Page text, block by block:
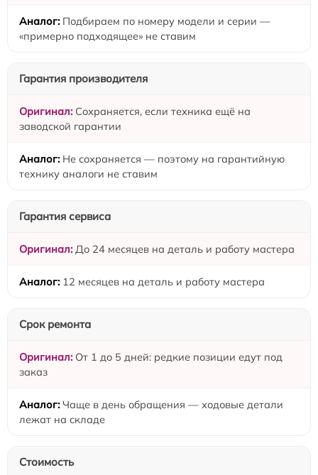
Подбираем по номеру модели и серии —
«примерно подходящее» не ставим
Гарантия производителя
Сохраняется, если техника ещё на
заводской гарантии
Не сохраняется — поэтому на гарантийную
технику аналоги не ставим
Гарантия сервиса
До 24 месяцев на деталь и работу мастера
12 месяцев на деталь и работу мастера
Срок ремонта
От 1 до 5 дней: редкие позиции едут под
заказ
Чаще в день обращения — ходовые детали
лежат на складе
Стоимость